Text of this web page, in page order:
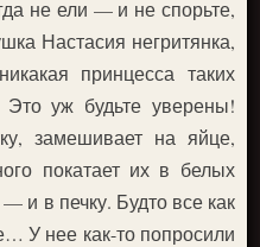
не ели — и не спорьте,
Настасия негритянка,
принцесса таких
уж будьте уверены!
замешивает на яйце,
покатает их в белых
и в печку. Будто все как
У нее как-то попросили